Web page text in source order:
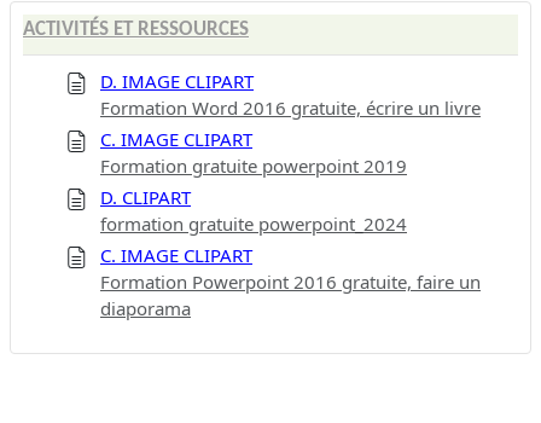
ACTIVITÉS ET RESSOURCES
D. IMAGE CLIPART
Formation Word 2016 gratuite, écrire un livre
C. IMAGE CLIPART
Formation gratuite powerpoint 2019
D. CLIPART
formation gratuite powerpoint_2024
C. IMAGE CLIPART
Formation Powerpoint 2016 gratuite, faire un
diaporama